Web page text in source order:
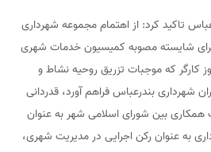
تاکید کرد: از اهتمام مجموعه شهرداری
شایسته مصوبه کمیسیون خدمات شهری
که موجبات تزریق روحیه نشاط و
شهرداری بندرعباس فراهم آورد، قدردانی
بین شورای اسلامی شهر به عنوان
به عنوان رکن اجرایی در مدیریت شهری،